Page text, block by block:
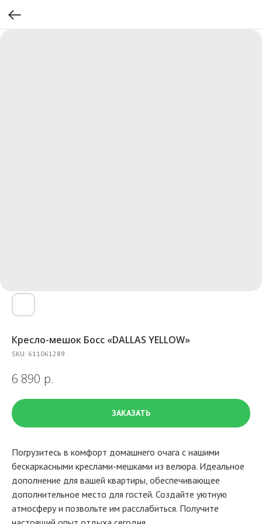
Кресло-мешок Босс «DALLAS YELLOW»
SKU: 611061289
6 890 р.
ЗАКАЗАТЬ
Погрузитесь в комфорт домашнего очага с нашими
бескаркасными креслами-мешками из велюра. Идеальное
дополнение для вашей квартиры, обеспечивающее
дополнительное место для гостей. Создайте уютную
атмосферу и позвольте им расслабиться. Получите